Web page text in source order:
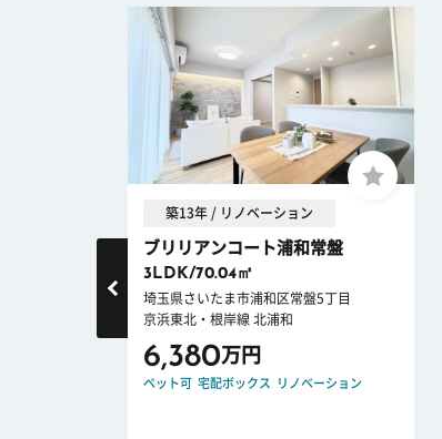
築13年 / リノベーション
ブリリアンコート浦和常盤
3LDK/70.04㎡
埼玉県さいたま市浦和区常盤5丁目
京浜東北・根岸線 北浦和
6,380万円
ペット可 宅配ボックス リノベーション